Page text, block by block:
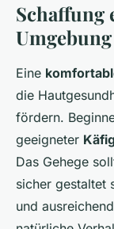
Schaffung
Umgebung
Eine
die
fördern.
geeigneter
Das Gehege
sicher gestaltet
und